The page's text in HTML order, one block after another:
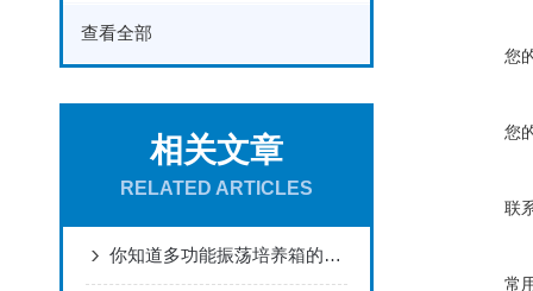
查看全部
相关文章
RELATED ARTICLES
你知道多功能振荡培养箱的特点有哪些么
您
您
联
常